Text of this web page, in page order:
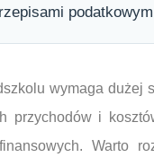
wymaga dużej
przychodów i
Warto